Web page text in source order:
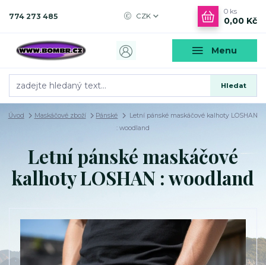
Menu
CZK
Hledat
774 273 485
0 ks
0,00 Kč
Úvod Maskáčové zboží Pánské
Letní pánské maskáčové kalhoty LOSHAN
: woodland
Letní pánské maskáčové
kalhoty LOSHAN : woodland